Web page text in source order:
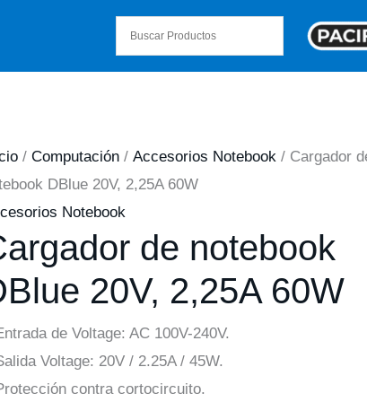
/ Computación/ Accesorios Notebook / Cargador
DBlue 20V, 2,25A 60W
Notebook
de notebook
20V, 2,25A 60W
de Voltage: AC 100V-240V.
Voltage: 20V / 2.25A / 45W.
contra cortocircuito.